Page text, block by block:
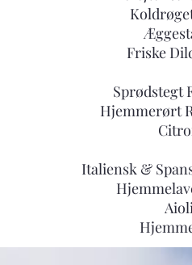
Friske
Sprødstegt
Hjemmerørt
Italiensk &